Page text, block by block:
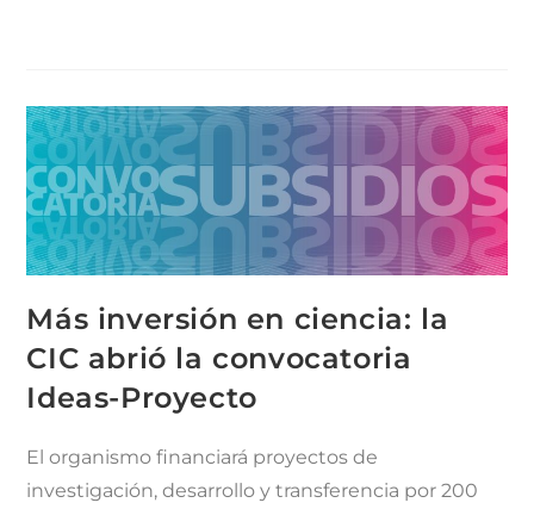
Más inversión en ciencia: la
CIC abrió la convocatoria
Ideas-Proyecto
El organismo financiará proyectos de
investigación, desarrollo y transferencia por 200